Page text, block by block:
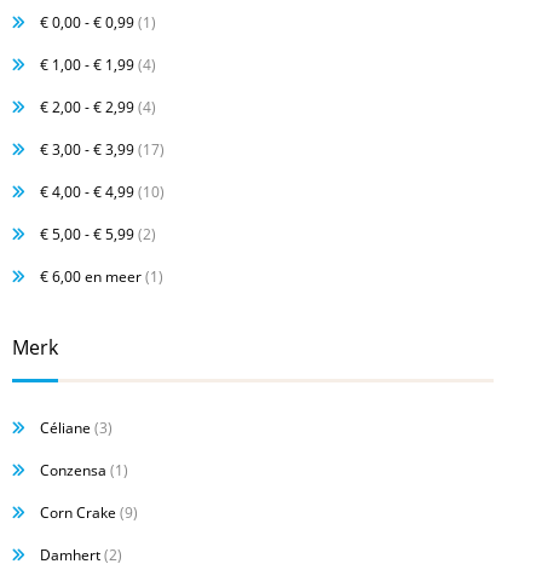
€ 0,00-€ 0,99(1)
€ 1,00-€ 1,99(4)
€ 2,00-€ 2,99(4)
€ 3,00-€ 3,99(17)
€ 4,00-€ 4,99(10)
€ 5,00-€ 5,99(2)
€ 6,00en meer(1)
Merk
Céliane (3)
Conzensa (1)
Corn Crake (9)
Damhert(2)